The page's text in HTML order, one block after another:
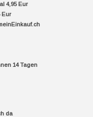
4,95 Eur
Eur
14 Tagen
da